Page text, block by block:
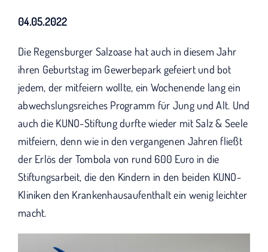
04.05.2022
Die Regensburger Salzoase hat auch in diesem Jahr
ihren Geburtstag im Gewerbepark gefeiert und bot
jedem, der mitfeiern wollte, ein Wochenende lang ein
abwechslungsreiches Programm für Jung und Alt. Und
auch die KUNO-Stiftung durfte wieder mit Salz & Seele
mitfeiern, denn wie in den vergangenen Jahren fließt
der Erlös der Tombola von rund 600 Euro in die
Stiftungsarbeit, die den Kindern in den beiden KUNO-
Kliniken den Krankenhausaufenthalt ein wenig leichter
macht.